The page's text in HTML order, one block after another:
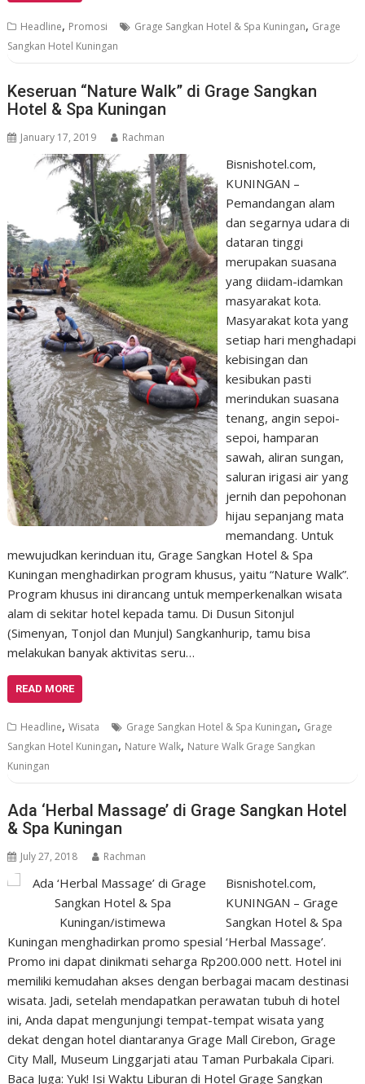
Headline, Promosi Grage Sangkan Hotel & Spa Kuningan, Grage
Sangkan Hotel Kuningan
Keseruan “Nature Walk” di Grage Sangkan
Hotel & Spa Kuningan
January 17, 2019 Rachman
Bisnishotel.com,
KUNINGAN –
Pemandangan alam
dan segarnya udara di
dataran tinggi
merupakan suasana
yang diidam-idamkan
masyarakat kota.
Masyarakat kota yang
setiap hari menghadapi
kebisingan dan
kesibukan pasti
merindukan suasana
tenang, angin sepoi-
sepoi, hamparan
sawah, aliran sungan,
saluran irigasi air yang
jernih dan pepohonan
hijau sepanjang mata
memandang. Untuk
mewujudkan kerinduan itu, Grage Sangkan Hotel & Spa
Kuningan menghadirkan program khusus, yaitu “Nature Walk”.
Program khusus ini dirancang untuk memperkenalkan wisata
alam di sekitar hotel kepada tamu. Di Dusun Sitonjul
(Simenyan, Tonjol dan Munjul) Sangkanhurip, tamu bisa
melakukan banyak aktivitas seru…
READ MORE
Headline,Wisata Grage Sangkan Hotel & Spa Kuningan, Grage
Sangkan Hotel Kuningan, Nature Walk, Nature Walk Grage Sangkan
Kuningan
Ada ‘Herbal Massage’ di Grage Sangkan Hotel
& Spa Kuningan
July 27, 2018 Rachman
Bisnishotel.com,
KUNINGAN – Grage
Sangkan Hotel & Spa
Kuningan menghadirkan promo spesial ‘Herbal Massage’.
Promo ini dapat dinikmati seharga Rp200.000 nett. Hotel ini
memiliki kemudahan akses dengan berbagai macam destinasi
wisata. Jadi, setelah mendapatkan perawatan tubuh di hotel
ini, Anda dapat mengunjungi tempat-tempat wisata yang
dekat dengan hotel diantaranya Grage Mall Cirebon, Grage
City Mall, Museum Linggarjati atau Taman Purbakala Cipari.
Baca Juga: Yuk! Isi Waktu Liburan di Hotel Grage Sangkan